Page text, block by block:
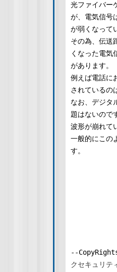
光ファイバー
が、電気信号
が弱くなって
その為、伝送
くなった電気
があります。
例えば電話に
されているの
なお、デジタ
題はないので
波形が崩れて
一般的にこの
す。
--
クセキュリテ